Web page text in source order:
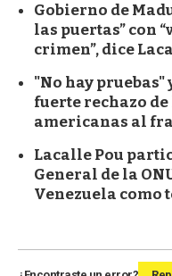
Gobierno de
las puertas” con
crimen”, dice
"No hay
fuerte rechazo
americanas al
Lacalle Pou
General de la
Venezuela como